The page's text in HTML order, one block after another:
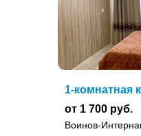
1-комнатная
от 1 700 руб.
Воинов-